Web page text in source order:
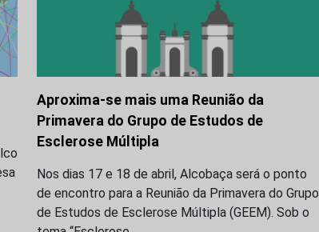
Aproxima-se mais uma Reunião da
Primavera do Grupo de Estudos de
Esclerose Múltipla
Nos dias 17 e 18 de abril, Alcobaça será o ponto
de encontro para a Reunião da Primavera do Grupo
de Estudos de Esclerose Múltipla (GEEM). Sob o